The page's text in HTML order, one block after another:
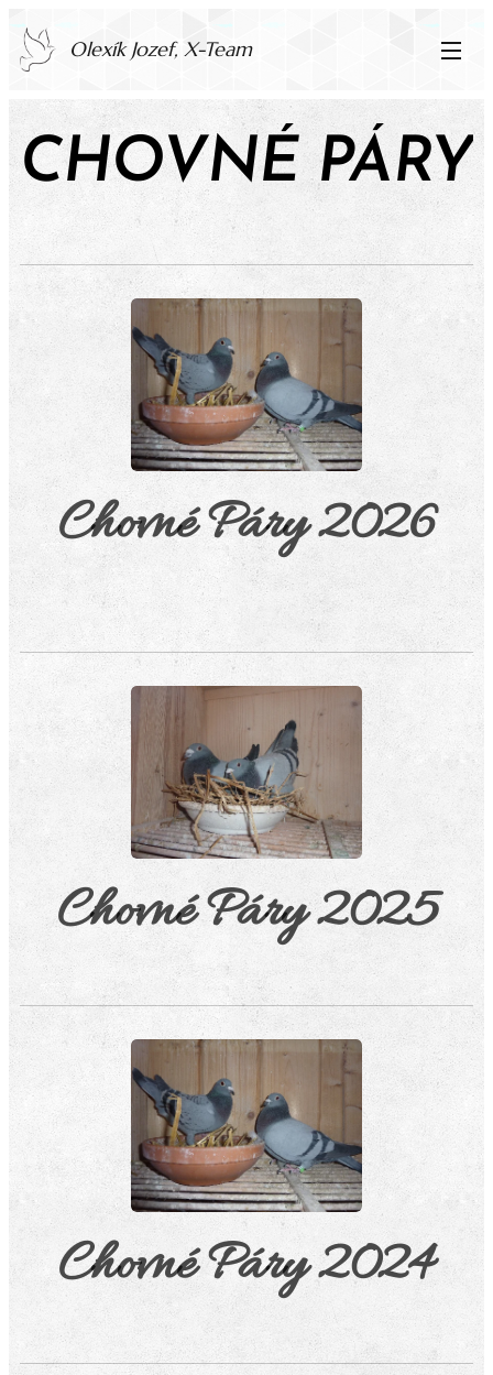
Olexík Jozef, X-Team
CHOVNÉ PÁRY
Chovné Páry 2026
Chovné Páry 2025
Chovné Páry 2024